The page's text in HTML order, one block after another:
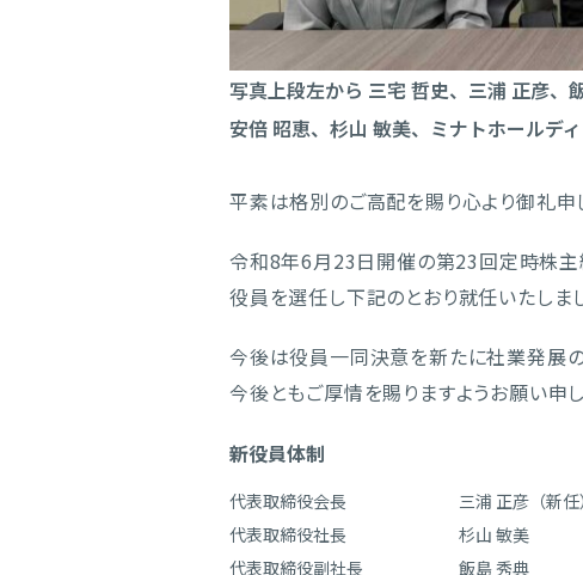
写真上段左から 三宅 哲史、三浦 正彦、
安倍 昭恵、杉山 敏美、ミナトホールデ
平素は格別のご高配を賜り心より御礼申
令和8年6月23日開催の第23回定時株主
役員を選任し下記のとおり就任いたしま
今後は役員一同決意を新たに社業発展
今後ともご厚情を賜りますようお願い申
新役員体制
代表取締役会長
三浦 正彦（新任）
代表取締役社長
杉山 敏美
代表取締役副社長
飯島 秀典